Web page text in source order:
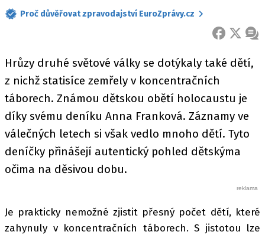
Proč důvěřovat zpravodajství EuroZprávy.cz
FACEBOOK
X
Hrůzy druhé světové války se dotýkaly také dětí,
z nichž statisíce zemřely v koncentračních
táborech. Známou dětskou obětí holocaustu je
díky svému deníku Anna Franková. Záznamy ve
válečných letech si však vedlo mnoho dětí. Tyto
deníčky přinášejí autentický pohled dětskýma
očima na děsivou dobu.
Je prakticky nemožné zjistit přesný počet dětí, které
zahynuly v koncentračních táborech. S jistotou lze